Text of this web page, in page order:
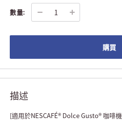
數量:
購買
描述
[適用於NESCAFÉ® Dolce Gusto® 咖啡